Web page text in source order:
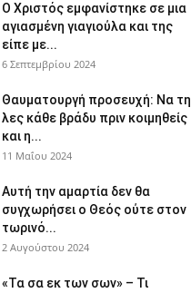
Ο Χριστός εμφανίστηκε σε μια
αγιασμένη γιαγιούλα και της
είπε με...
6 Σεπτεμβρίου 2024
Θαυματουργή προσευχή: Να τη
λες κάθε βράδυ πριν κοιμηθείς
και η...
11 Μαΐου 2024
Αυτή την αμαρτία δεν θα
συγχωρήσει ο Θεός ούτε στον
τωρινό...
2 Αυγούστου 2024
«Τα σα εκ των σων» – Τι